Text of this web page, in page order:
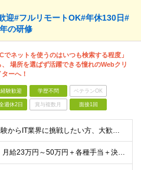
迎#フルリモートOK#年休130日#
の研修
でネットを使うのはいつも検索する程度」
、 場所を選ばず活躍できる憧れのWebクリ
ターへ！
験歓迎 学歴不問 ベテランOK
週休2日 賞与複数月 面接1回
【完全未経験からIT業界に挑戦したい方、大歓迎！】 ●応募年齢制限：34歳まで（若年層の長期キャリア形成を図るため） ★学歴不問・転職回数不問 ★第二新卒・社会人デビューOK 【こんな方を求めていま
【首都圏】 月給23万円～50万円＋各種手当＋決算賞与 【大阪】 月給22万円～50万円＋各種手当＋決算賞与 【愛知】 月給21.5万円～50万円＋各種手当＋決算賞与 【福岡・宮城】 月給20万